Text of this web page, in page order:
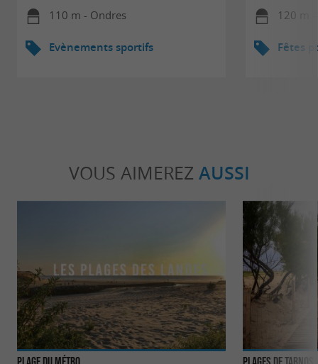
110 m - Ondres
Evènements sportifs
120 m
Fêtes
VOUS AIMEREZ AUSSI